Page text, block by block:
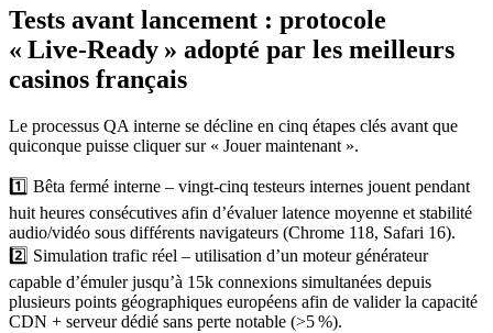
Tests avant lancement : protocole
« Live‑Ready » adopté par les meilleurs
casinos français
Le processus QA interne se décline en cinq étapes clés avant que
quiconque puisse cliquer sur « Jouer maintenant ».
1️⃣ Bêta fermé interne – vingt‑cinq testeurs internes jouent pendant
huit heures consécutives afin d’évaluer latence moyenne et stabilité
audio/vidéo sous différents navigateurs (Chrome 118, Safari 16).
2️⃣ Simulation trafic réel – utilisation d’un moteur générateur
capable d’émuler jusqu’à 15k connexions simultanées depuis
plusieurs points géographiques européens afin de valider la capacité
CDN + serveur dédié sans perte notable (>5 %).